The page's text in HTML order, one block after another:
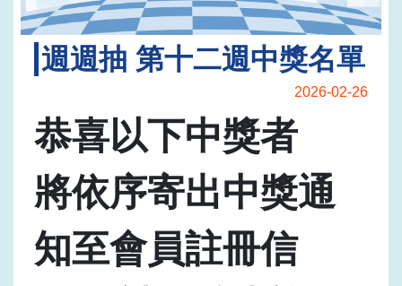
週週抽 第十二週中獎名單
2026-02-26
恭喜以下中獎者
將依序寄出中獎通
知至會員註冊信